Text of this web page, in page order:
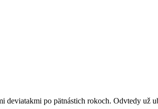
deviatakmi po pätnástich rokoch. Odvtedy už